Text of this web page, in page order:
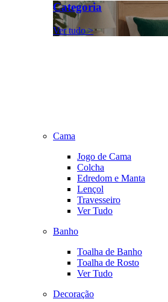
Categoria
Ver tudo >
Cama
Jogo de Cama
Colcha
Edredom e Manta
Lençol
Travesseiro
Ver Tudo
Banho
Toalha de Banho
Toalha de Rosto
Ver Tudo
Decoração